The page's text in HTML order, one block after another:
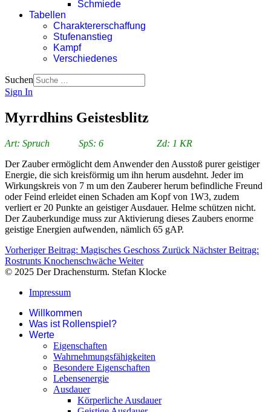
Schmiede
Tabellen
Charaktererschaffung
Stufenanstieg
Kampf
Verschiedenes
Suchen
Sign In
Myrrdhins Geistesblitz
Art: Spruch SpS: 6 Zd: 1 KR
Der Zauber ermöglicht dem Anwender den Ausstoß purer geistiger
Energie, die sich kreisförmig um ihn herum ausdehnt. Jeder im
Wirkungskreis von 7 m um den Zauberer herum befindliche Freund
oder Feind erleidet einen Schaden am Kopf von 1W3, zudem
verliert er 20 Punkte an geistiger Ausdauer. Helme schützen nicht.
Der Zauberkundige muss zur Aktivierung dieses Zaubers enorme
geistige Energien aufwenden, nämlich 65 gAP.
Vorheriger Beitrag: Magisches Geschoss Zurück Nächster Beitrag:
Rostrunts Knochenschwäche Weiter
© 2025 Der Drachensturm. Stefan Klocke
Impressum
Willkommen
Was ist Rollenspiel?
Werte
Eigenschaften
Wahrnehmungsfähigkeiten
Besondere Eigenschaften
Lebensenergie
Ausdauer
Körperliche Ausdauer